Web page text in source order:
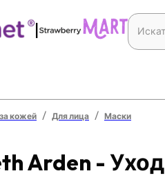
|
кожей / Для лица / Маски
Arden -